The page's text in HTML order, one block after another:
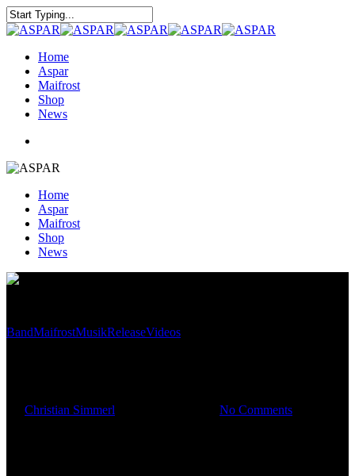
Home
Aspar
Maifrost
Shop
News
Home
Aspar
Maifrost
Shop
News
BandMaifrostMusikReleaseVideos
Christian Simmerl No Comments